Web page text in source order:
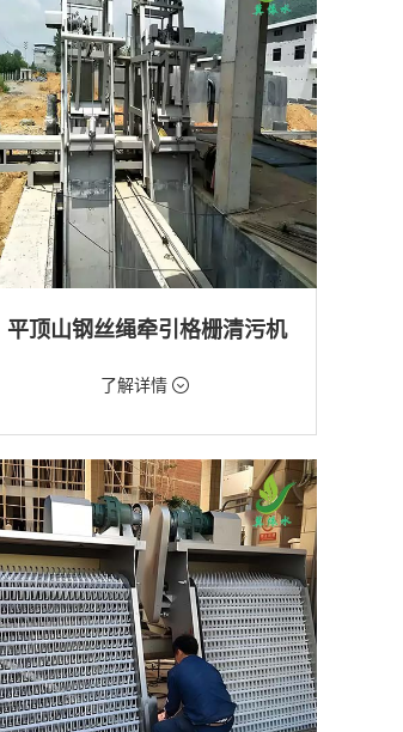
平顶山钢丝绳牵引格栅清污机
价格：2888元/台了解详情